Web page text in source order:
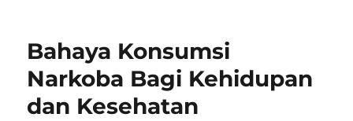
2025:
Bahaya Konsumsi
Narkoba Bagi Kehidupan
dan Kesehatan